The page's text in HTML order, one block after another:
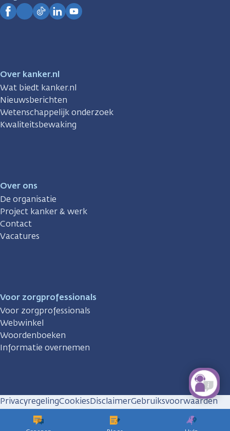
Over kanker.nl
Wat biedt kanker.nl
Nieuwsberichten
Wetenschappelijk onderzoek
Kwaliteitsbewaking
Over ons
De organisatie
Project kanker & werk
Contact
Vacatures
Voor zorgprofessionals
Voor zorgprofessionals
Webwinkel
Woordenboeken
Informatie overnemen
PrivacyregelingCookiesDisclaimerGebruiksvoorwaarden
Huisregels